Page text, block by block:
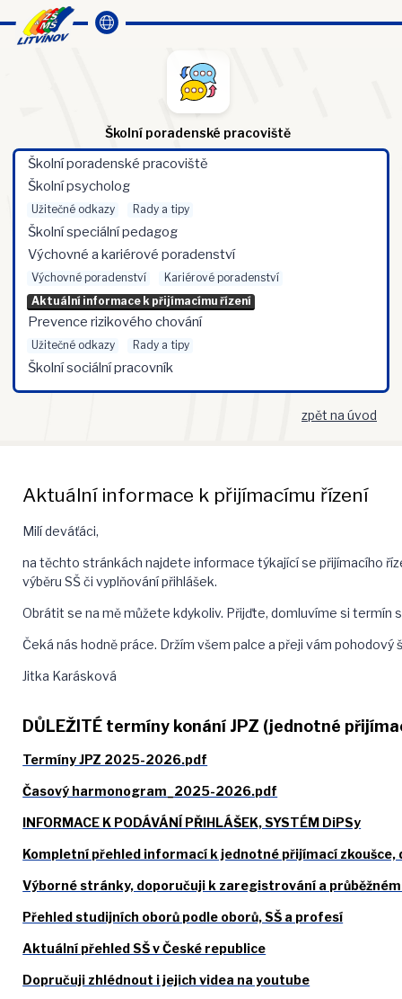
Školní poradenské pracoviště
Školní poradenské pracoviště
Školní psycholog
Užitečné odkazy Rady a tipy
Školní speciální pedagog
Výchovné a kariérové poradenství
Výchovné poradenství
Kariérové poradenství
Aktuální informace k přijímacímu řízení
Prevence rizikového chování
Užitečné odkazy Rady a tipy
Školní sociální pracovník
zpět na úvod
Aktuální informace k přijímacímu řízení
Milí deváťáci,
na těchto stránkách najdete informace týkající se přijímacího
výběru SŠ či vyplňování přihlášek.
Obrátit se na mě můžete kdykoliv. Přijďte, domluvíme si termín
Čeká nás hodně práce. Držím všem palce a přeji vám pohodový
Jitka Karásková
DŮLEŽITÉ termíny konání JPZ (jednotné
Termíny JPZ 2025-2026.pdf
Časový harmonogram_2025-2026.pdf
INFORMACE K PODÁVÁNÍ PŘIHLÁŠEK, SYSTÉM DiPSy
Kompletní přehled informací k jednotné přijímací
Výborné stránky, doporučuji k zaregistrování a
Přehled studijních oborů podle oborů, SŠ a profesí
Aktuální přehled SŠ v České republice
Dopručuji zhlédnout i jejich videa na youtube